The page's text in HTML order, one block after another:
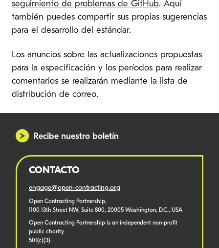
seguimiento de problemas de GitHub. Aquí
también puedes compartir sus propias sugerencias
para el desarrollo del estándar.
Los anuncios sobre las actualizaciones propuestas
para la especificación y los períodos para realizar
comentarios se realizarán mediante la lista de
distribución de correo.
Recibe nuestro boletín
CONTACTO
engage@open-contracting.org
Open Contracting Partnership,
1100 13th Street NW, Suite 800, 20005 Washington, D.C., USA
Open Contracting Partnership is an independent non-profit
public charity
501(c)(3).